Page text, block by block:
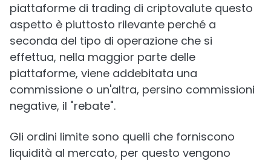
piattaforme di trading di criptovalute questo
aspetto è piuttosto rilevante perché a
seconda del tipo di operazione che si
effettua, nella maggior parte delle
piattaforme, viene addebitata una
commissione o un'altra, persino commissioni
negative, il "rebate".
Gli ordini limite sono quelli che forniscono
liquidità al mercato, per questo vengono